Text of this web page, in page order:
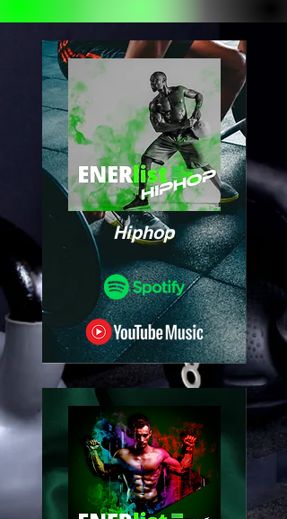
Hiphop